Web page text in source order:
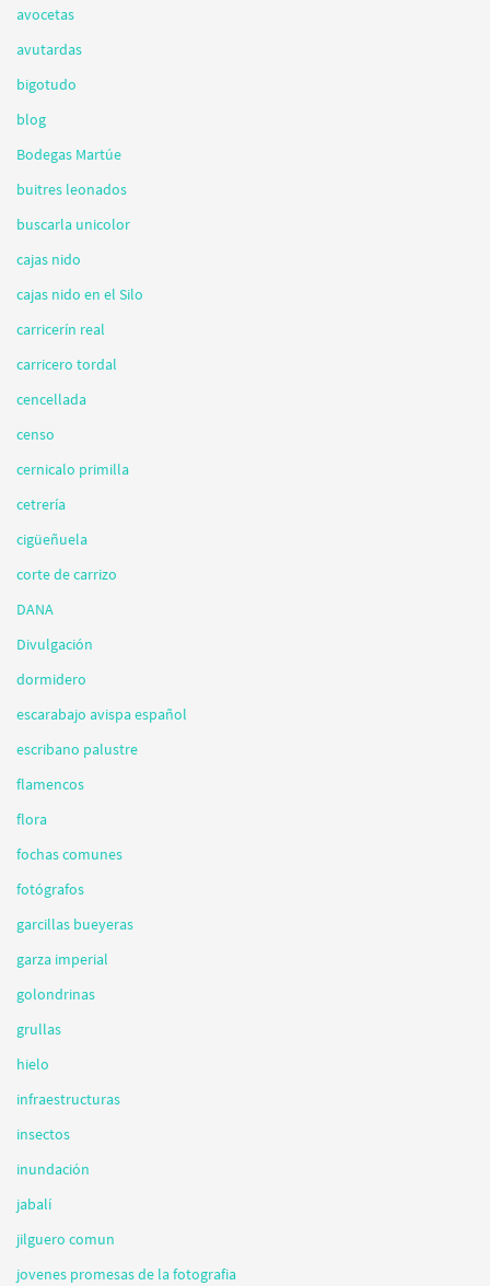
avocetas
avutardas
bigotudo
blog
Bodegas Martúe
buitres leonados
buscarla unicolor
cajas nido
cajas nido en el Silo
carricerín real
carricero tordal
cencellada
censo
cernicalo primilla
cetrería
cigüeñuela
corte de carrizo
DANA
Divulgación
dormidero
escarabajo avispa español
escribano palustre
flamencos
flora
fochas comunes
fotógrafos
garcillas bueyeras
garza imperial
golondrinas
grullas
hielo
infraestructuras
insectos
inundación
jabalí
jilguero comun
jovenes promesas de la fotografia